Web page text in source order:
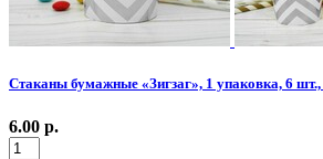
Стаканы бумажные «Зигзаг», 1 упаковка, 6
6.00 р.